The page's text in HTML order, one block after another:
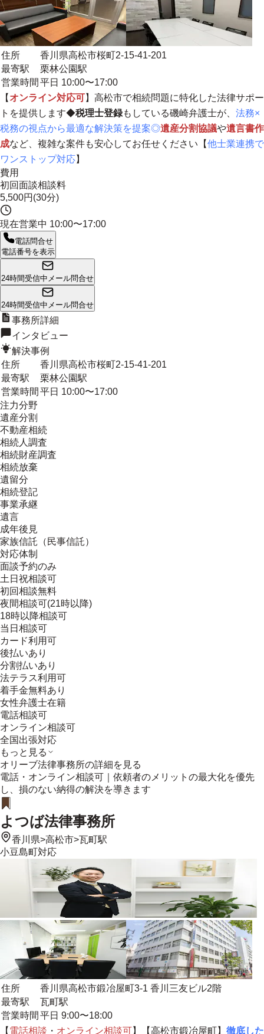
住所
香川県高松市桜町2-15-41-201
最寄駅
栗林公園駅
営業時間 平日 10:00〜17:00
【 オンライン対応可】高松市で相続問題に特化した法律サポー
トを提供します◆税理士登録もしている磯崎弁護士が、 法務×
税務の視点から最適な解決策を提案◎遺産分割協議や遺言書作
成など、複雑な案件も安心してお任せください【他士業連携で
ワンストップ対応】
費用
初回面談相談料
5,500円(30分)
現在営業中 10:00〜17:00
電話問合せ
電話番号を表示
24時間受信中 メール問合せ
24時間受信中 メール問合せ
事務所詳細
インタビュー
解決事例
住所
香川県高松市桜町2-15-41-201
最寄駅
栗林公園駅
営業時間 平日 10:00〜17:00
注力分野
遺産分割
不動産相続
相続人調査
相続財産調査
相続放棄
遺留分
相続登記
事業承継
遺言
成年後見
家族信託（民事信託）
対応体制
面談予約のみ
土日祝相談可
初回相談無料
夜間相談可(21時以降)
18時以降相談可
当日相談可
カード利用可
後払いあり
分割払いあり
法テラス利用可
着手金無料あり
女性弁護士在籍
電話相談可
オンライン相談可
全国出張対応
もっと見る
オリーブ法律事務所の詳細を見る
電話・オンライン相談可｜依頼者のメリットの最大化を優先
し、損のない納得の解決を導きます
よつば法律事務所
香川県>高松市>瓦町駅
小豆島町対応
住所
香川県高松市鍛冶屋町3-1 香川三友ビル2階
最寄駅
瓦町駅
営業時間 平日 9:00〜18:00
【 電話相談 ・ オンライン相談可】【高松市鍛冶屋町】 徹底した